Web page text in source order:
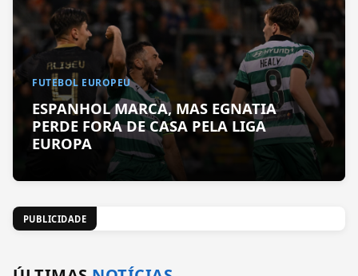
FUTEBOL EUROPEU
ESPANHOL MARCA, MAS EGNATIA
PERDE FORA DE CASA PELA LIGA
EUROPA
PUBLICIDADE